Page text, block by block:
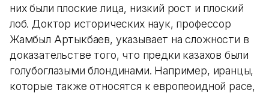
них были плоские лица, низкий рост и плоский
лоб. Доктор исторических наук, профессор
Жамбыл Артыкбаев, указывает на сложности в
доказательстве того, что предки казахов были
голубоглазыми блондинами. Например, иранцы,
которые также относятся к европеоидной расе,